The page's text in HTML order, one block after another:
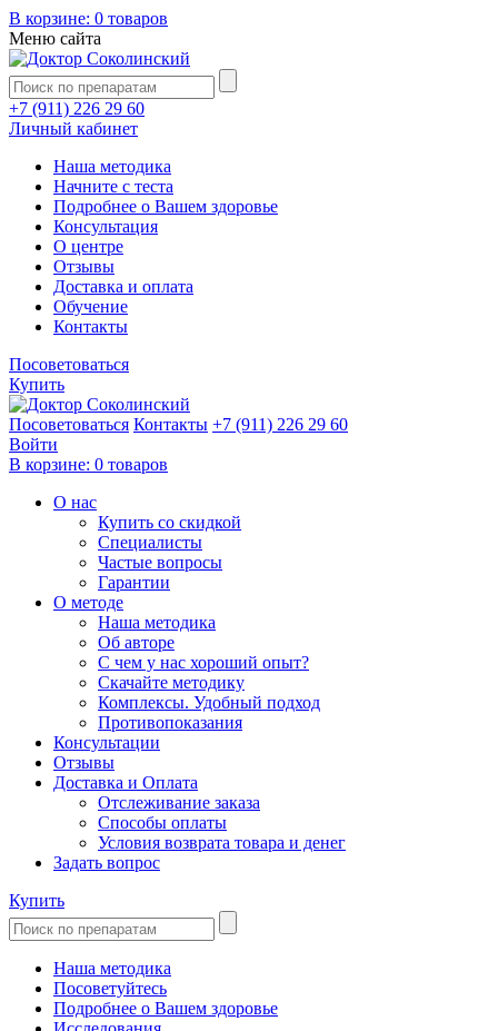
В корзине: 0 товаров
Меню сайта
+7 (911) 226 29 60
Личный кабинет
Наша методика
Начните с теста
Подробнее о Вашем здоровье
Консультация
О центре
Отзывы
Доставка и оплата
Обучение
Контакты
Посоветоваться
Купить
Посоветоваться Контакты +7 (911) 226 29 60
Войти
В корзине: 0 товаров
О нас
Купить со скидкой
Специалисты
Частые вопросы
Гарантии
О методе
Наша методика
Об авторе
С чем у нас хороший опыт?
Скачайте методику
Комплексы. Удобный подход
Противопоказания
Консультации
Отзывы
Доставка и Оплата
Отслеживание заказа
Способы оплаты
Условия возврата товара и денег
Задать вопрос
Купить
Наша методика
Посоветуйтесь
Подробнее о Вашем здоровье